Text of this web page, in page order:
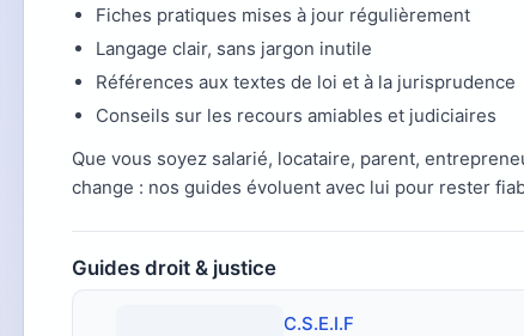
Fiches pratiques mises à jour régulièrement
Langage clair, sans jargon inutile
Références aux textes de loi et à la jurisprudence
Conseils sur les recours amiables et judiciaires
Que vous soyez salarié, locataire, parent,
change : nos guides évoluent avec lui pour rester
Guides droit & justice
C.S.E.I.F